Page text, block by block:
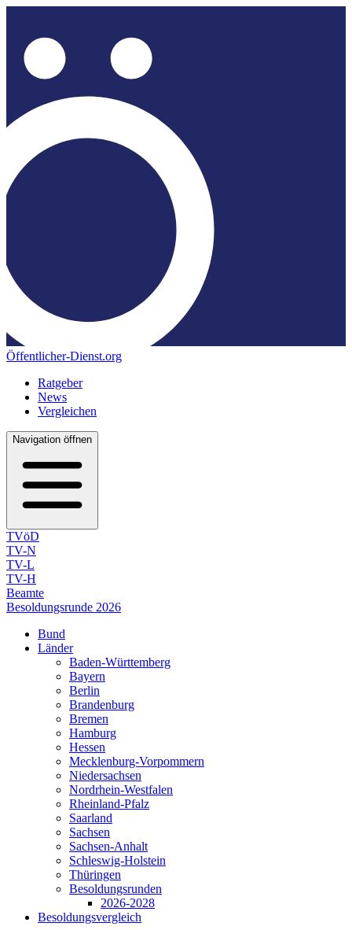
Öffentlicher-Dienst.org
Ratgeber
News
Vergleichen
Navigation öffnen
TVöD
TV-N
TV-L
TV-H
Beamte
Besoldungsrunde 2026
Bund
Länder
Baden-Württemberg
Bayern
Berlin
Brandenburg
Bremen
Hamburg
Hessen
Mecklenburg-Vorpommern
Niedersachsen
Nordrhein-Westfalen
Rheinland-Pfalz
Saarland
Sachsen
Sachsen-Anhalt
Schleswig-Holstein
Thüringen
Besoldungsrunden
2026-2028
Besoldungsvergleich